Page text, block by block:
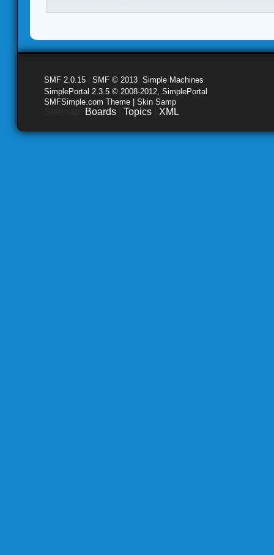
SMF 2.0.15 SMF © 2013 Simple Machines
SimplePortal 2.3.5 © 2008-2012, SimplePortal
SMFSimple.com Theme | Skin Samp
Boards Topics XML